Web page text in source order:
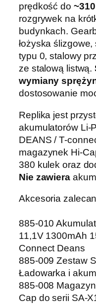
prędkość do
rozgrywek na
budynkach.
łożyska
typu 0, stalowy
ze stalową listwą.
wymiany
dostosowanie
Replika jest
akumulatorów Li-
DEANS / T-
magazynek Hi-
380 kulek oraz
Nie zawiera
Akcesoria
885-010
11,1V 1300mAh
Connect Deans
885-009 Zestaw
Ładowarka i
885-008
Cap do serii SA-